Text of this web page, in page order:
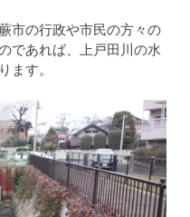
市の行政や市民の方々の
であれば、上戸田川の水
ます。